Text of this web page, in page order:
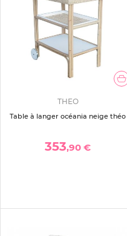
THEO
Table à langer océania neige théo
353,90 €